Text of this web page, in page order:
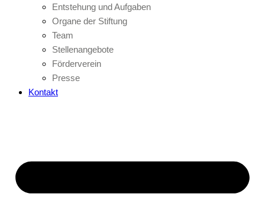
Entstehung und Aufgaben
Organe der Stiftung
Team
Stellenangebote
Förderverein
Presse
Kontakt